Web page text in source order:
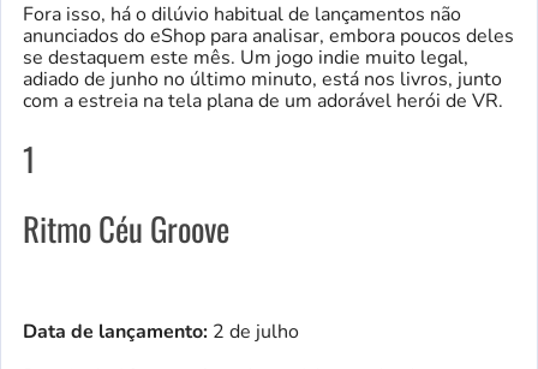
Fora isso, há o dilúvio habitual de lançamentos não
anunciados do eShop para analisar, embora poucos deles
se destaquem este mês. Um jogo indie muito legal,
adiado de junho no último minuto, está nos livros, junto
com a estreia na tela plana de um adorável herói de VR.
1
Ritmo Céu Groove
Data de lançamento: 2 de julho